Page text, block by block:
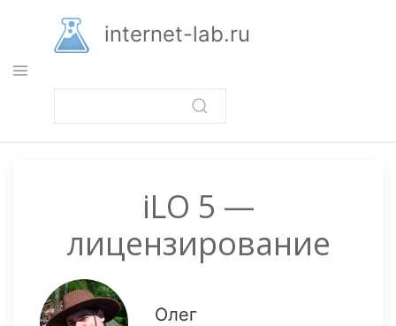
основному
содержанию
internet-lab.ru
iLO 5 —
лицензирование
Олег